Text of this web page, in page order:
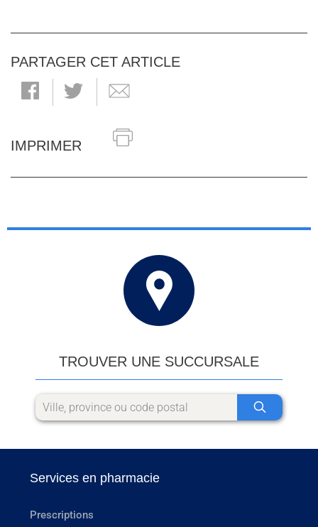
PARTAGER CET ARTICLE
IMPRIMER
TROUVER UNE SUCCURSALE
Services en pharmacie
Prescriptions